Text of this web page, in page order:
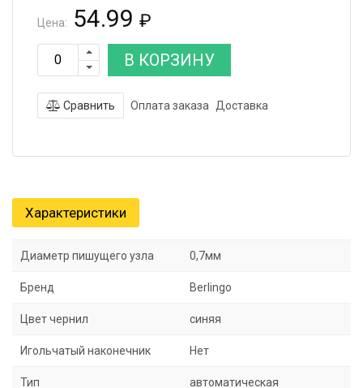
Цена: 54.99 ₽
В КОРЗИНУ
Сравнить Оплата заказа Доставка
Характеристики
Диаметр пишущего узла 0,7мм
Бренд Berlingo
Цвет чернил синяя
Игольчатый наконечник Нет
Тип автоматическая